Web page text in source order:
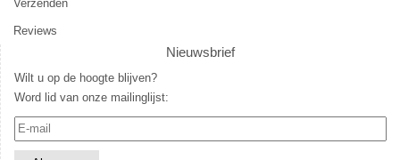
Verzenden
Reviews
Nieuwsbrief
Wilt u op de hoogte blijven?
Word lid van onze mailinglijst: